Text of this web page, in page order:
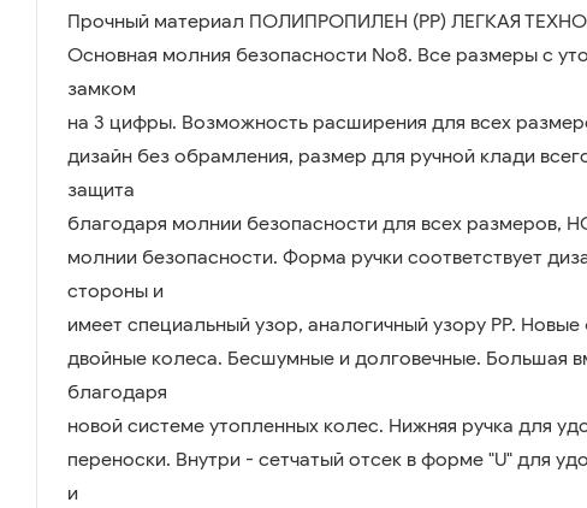
Прочный материал ПОЛИПРОПИЛЕН (PP) ЛЕГКАЯ
Основная молния безопасности No8. Все размеры с
замком
на 3 цифры. Возможность расширения для всех
дизайн без обрамления, размер для ручной клади
защита
благодаря молнии безопасности для всех размеров,
молнии безопасности. Форма ручки соответствует
стороны и
имеет специальный узор, аналогичный узору PP.
двойные колеса. Бесшумные и долговечные. Большая
благодаря
новой системе утопленных колес. Нижняя ручка для
переноски. Внутри - сетчатый отсек в форме "U" для
и